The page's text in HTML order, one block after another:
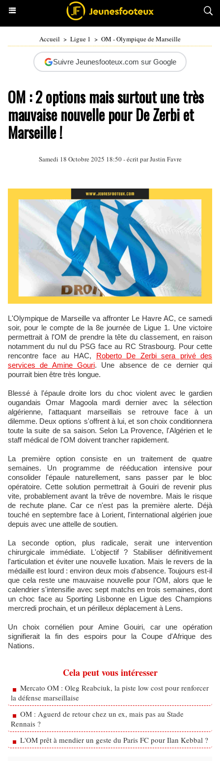
Accueil > Ligue 1 > OM - Olympique de Marseille
Suivre Jeunesfooteux.com sur Google
OM : 2 options mais surtout une très
mauvaise nouvelle pour De Zerbi et
Marseille !
Samedi 18 Octobre 2025 18:50 - écrit parJustin Favre
L'Olympique de Marseille va affronter Le Havre AC, ce samedi
soir, pour le compte de la 8e journée de Ligue 1. Une victoire
permettrait à l'OM de prendre la tête du classement, en raison
notamment du nul du PSG face au RC Strasbourg. Pour cette
rencontre face au HAC, Roberto De Zerbi sera privé des
services de Amine Gouri. Une absence de ce dernier qui
pourrait bien être très longue.
Blessé à l'épaule droite lors du choc violent avec le gardien
ougandais Omar Magoola mardi dernier avec la sélection
algérienne, l'attaquant marseillais se retrouve face à un
dilemme. Deux options s'offrent à lui, et son choix conditionnera
toute la suite de sa saison. Selon La Provence, l'Algérien et le
staff médical de l'OM doivent trancher rapidement.​
La première option consiste en un traitement de quatre
semaines. Un programme de rééducation intensive pour
consolider l'épaule naturellement, sans passer par le bloc
opératoire. Cette solution permettrait à Gouiri de revenir plus
vite, probablement avant la trêve de novembre. Mais le risque
de rechute plane. Car ce n'est pas la première alerte. Déjà
touché en septembre face à Lorient, l'international algérien joue
depuis avec une attelle de soutien.​
La seconde option, plus radicale, serait une intervention
chirurgicale immédiate. L'objectif ? Stabiliser définitivement
l'articulation et éviter une nouvelle luxation. Mais le revers de la
médaille est lourd : environ deux mois d'absence. Toujours est-il
que cela reste une mauvaise nouvelle pour l'OM, alors que le
calendrier s'intensifie avec sept matchs en trois semaines, dont
un choc face au Sporting Lisbonne en Ligue des Champions
mercredi prochain, et un périlleux déplacement à Lens.
Un choix cornélien pour Amine Gouiri, car une opération
signifierait la fin des espoirs pour la Coupe d'Afrique des
Nations.
Cela peut vous intéresser
Mercato OM : Oleg Reabciuk, la piste low cost pour renforcer
la défense marseillaise
OM : Aguerd de retour chez un ex, mais pas au Stade
Rennais ?
L'OM prêt à mendier un geste du Paris FC pour Ilan Kebbal ?